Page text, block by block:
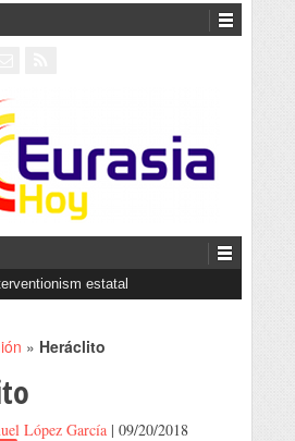
estatal
» Heráclito
López García| 09/20/2018